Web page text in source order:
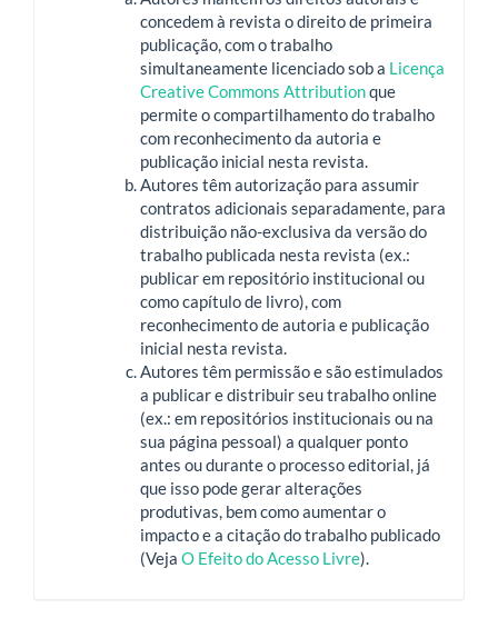
concedem à revista o direito de primeira
publicação, com o trabalho
simultaneamente licenciado sob a Licença
Creative Commons Attributionque
permite o compartilhamento do trabalho
com reconhecimento da autoria e
publicação inicial nesta revista.
Autores têm autorização para assumir
contratos adicionais separadamente, para
distribuição não-exclusiva da versão do
trabalho publicada nesta revista (ex.:
publicar em repositório institucional ou
como capítulo de livro), com
reconhecimento de autoria e publicação
inicial nesta revista.
Autores têm permissão e são estimulados
a publicar e distribuir seu trabalho online
(ex.: em repositórios institucionais ou na
sua página pessoal) a qualquer ponto
antes ou durante o processo editorial, já
que isso pode gerar alterações
produtivas, bem como aumentar o
impacto e a citação do trabalho publicado
(Veja O Efeito do Acesso Livre).